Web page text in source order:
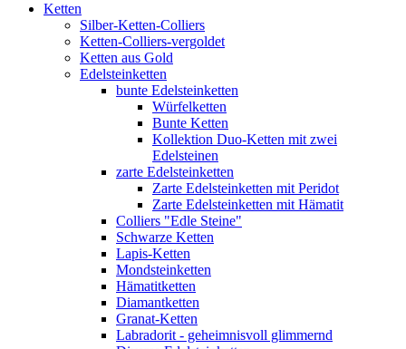
Ketten
Silber-Ketten-Colliers
Ketten-Colliers-vergoldet
Ketten aus Gold
Edelsteinketten
bunte Edelsteinketten
Würfelketten
Bunte Ketten
Kollektion Duo-Ketten mit zwei
Edelsteinen
zarte Edelsteinketten
Zarte Edelsteinketten mit Peridot
Zarte Edelsteinketten mit Hämatit
Colliers "Edle Steine"
Schwarze Ketten
Lapis-Ketten
Mondsteinketten
Hämatitketten
Diamantketten
Granat-Ketten
Labradorit - geheimnisvoll glimmernd